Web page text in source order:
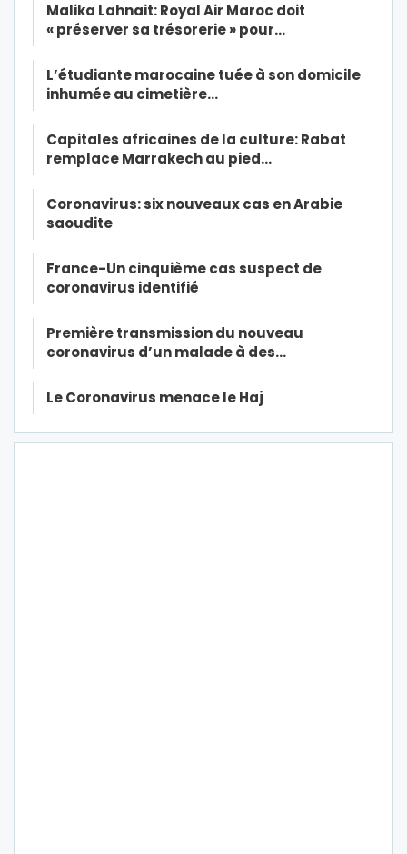
Malika Lahnait: Royal Air Maroc doit
« préserver sa trésorerie » pour…
L’étudiante marocaine tuée à son domicile
inhumée au cimetière…
Capitales africaines de la culture: Rabat
remplace Marrakech au pied…
Coronavirus: six nouveaux cas en Arabie
saoudite
France-Un cinquième cas suspect de
coronavirus identifié
Première transmission du nouveau
coronavirus d’un malade à des…
Le Coronavirus menace le Haj